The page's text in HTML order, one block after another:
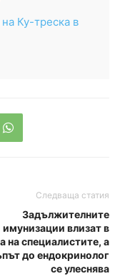
Ку-треска в
Следваща статия
Задължителните
имунизации влизат в
на специалистите, а
до ендокринолог
се улеснява